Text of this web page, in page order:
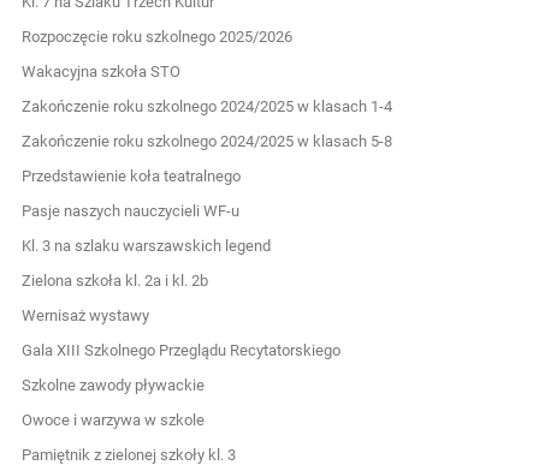
Rozpoczęcie roku szkolnego 2025/2026
Wakacyjna szkoła STO
Zakończenie roku szkolnego 2024/2025 w klasach 1-4
Zakończenie roku szkolnego 2024/2025 w klasach 5-8
Przedstawienie koła teatralnego
Pasje naszych nauczycieli WF-u
Kl. 3 na szlaku warszawskich legend
Zielona szkoła kl. 2a i kl. 2b
Wernisaż wystawy
Gala XIII Szkolnego Przeglądu Recytatorskiego
Szkolne zawody pływackie
Owoce i warzywa w szkole
Pamiętnik z zielonej szkoły kl. 3